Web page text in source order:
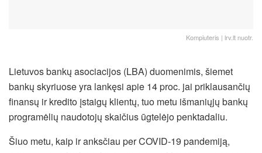
Kompiuteris | lrv.lt nuotr.
Lietuvos bankų asociacijos (LBA) duomenimis, šiemet
bankų skyriuose yra lankęsi apie 14 proc. jai priklausančių
finansų ir kredito įstaigų klientų, tuo metu išmaniųjų bankų
programėlių naudotojų skaičius ūgtelėjo penktadaliu.
Šiuo metu, kaip ir anksčiau per COVID-19 pandemiją,